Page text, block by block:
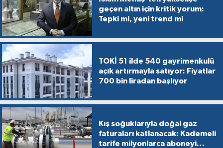
geçen altın için kritik yorum:
Tepki mi, yeni trend mi
TOKİ 51 ilde 540 gayrimenkulü
açık artırmayla satıyor: Fiyatlar
700 bin liradan başlıyor
Kış soğuklarıyla doğal gaz
faturaları katlanacak: Kademeli
tarife milyonlarca aboneyi